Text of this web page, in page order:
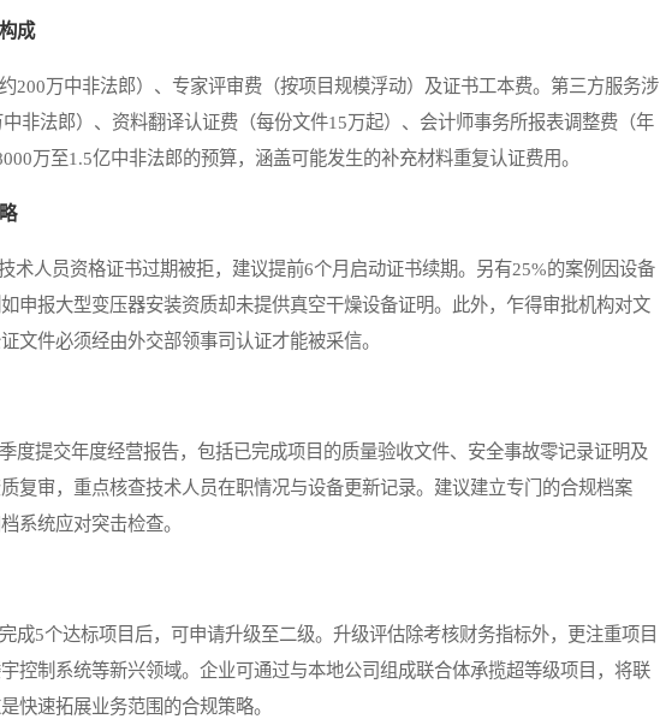
成
万中非法郎）、专家评审费（按项目规模浮动）及证书工本费。第三方服务涉
非法郎）、资料翻译认证费（每份文件15万起）、会计师事务所报表调整费（年
万至1.5亿中非法郎的预算，涵盖可能发生的补充材料重复认证费用。
人员资格证书过期被拒，建议提前6个月启动证书续期。另有25%的案例因设备
申报大型变压器安装资质却未提供真空干燥设备证明。此外，乍得审批机构对文
文件必须经由外交部领事司认证才能被采信。
提交年度经营报告，包括已完成项目的质量验收文件、安全事故零记录证明及
复审，重点核查技术人员在职情况与设备更新记录。建议建立专门的合规档案
系统应对突击检查。
5个达标项目后，可申请升级至二级。升级评估除考核财务指标外，更注重项目
控制系统等新兴领域。企业可通过与本地公司组成联合体承揽超等级项目，将联
快速拓展业务范围的合规策略。